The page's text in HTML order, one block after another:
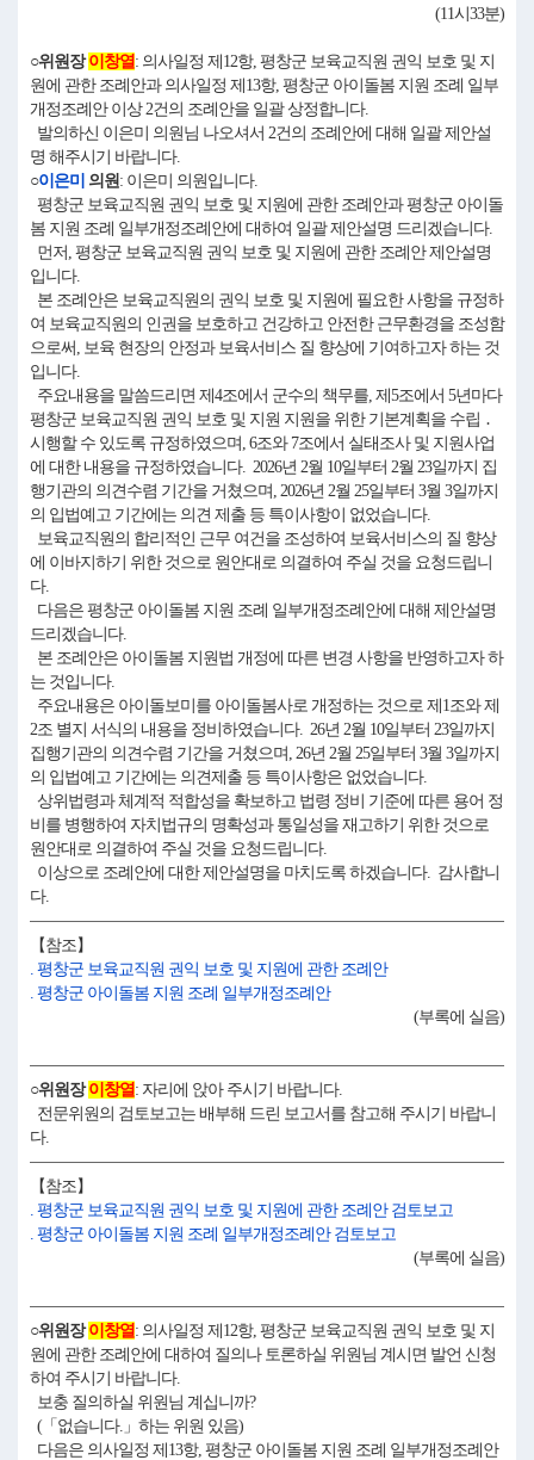
(11시33분)
○위원장이창열: 의사일정 제12항, 평창군 보육교직원 권익 보호 및 지
원에 관한 조례안과 의사일정 제13항, 평창군 아이돌봄 지원 조례 일부
개정조례안 이상 2건의 조례안을 일괄 상정합니다.
발의하신 이은미 의원님 나오셔서 2건의 조례안에 대해 일괄 제안설
명 해주시기 바랍니다.
○이은미 의원: 이은미 의원입니다.
평창군 보육교직원 권익 보호 및 지원에 관한 조례안과 평창군 아이돌
봄 지원 조례 일부개정조례안에 대하여 일괄 제안설명 드리겠습니다.
먼저, 평창군 보육교직원 권익 보호 및 지원에 관한 조례안 제안설명
입니다.
본 조례안은 보육교직원의 권익 보호 및 지원에 필요한 사항을 규정하
여 보육교직원의 인권을 보호하고 건강하고 안전한 근무환경을 조성함
으로써, 보육 현장의 안정과 보육서비스 질 향상에 기여하고자 하는 것
입니다.
주요내용을 말씀드리면 제4조에서 군수의 책무를, 제5조에서 5년마다
평창군 보육교직원 권익 보호 및 지원 지원을 위한 기본계획을 수립 ․
시행할 수 있도록 규정하였으며, 6조와 7조에서 실태조사 및 지원사업
에 대한 내용을 규정하였습니다. 2026년 2월 10일부터 2월 23일까지 집
행기관의 의견수렴 기간을 거쳤으며, 2026년 2월 25일부터 3월 3일까지
의 입법예고 기간에는 의견 제출 등 특이사항이 없었습니다.
보육교직원의 합리적인 근무 여건을 조성하여 보육서비스의 질 향상
에 이바지하기 위한 것으로 원안대로 의결하여 주실 것을 요청드립니
다.
다음은 평창군 아이돌봄 지원 조례 일부개정조례안에 대해 제안설명
드리겠습니다.
본 조례안은 아이돌봄 지원법 개정에 따른 변경 사항을 반영하고자 하
는 것입니다.
주요내용은 아이돌보미를 아이돌봄사로 개정하는 것으로 제1조와 제
2조 별지 서식의 내용을 정비하였습니다. 26년 2월 10일부터 23일까지
집행기관의 의견수렴 기간을 거쳤으며, 26년 2월 25일부터 3월 3일까지
의 입법예고 기간에는 의견제출 등 특이사항은 없었습니다.
상위법령과 체계적 적합성을 확보하고 법령 정비 기준에 따른 용어 정
비를 병행하여 자치법규의 명확성과 통일성을 재고하기 위한 것으로
원안대로 의결하여 주실 것을 요청드립니다.
이상으로 조례안에 대한 제안설명을 마치도록 하겠습니다. 감사합니
다.
【참조】
. 평창군 보육교직원 권익 보호 및 지원에 관한 조례안
. 평창군 아이돌봄 지원 조례 일부개정조례안
(부록에 실음)
○위원장이창열: 자리에 앉아 주시기 바랍니다.
전문위원의 검토보고는 배부해 드린 보고서를 참고해 주시기 바랍니
다.
【참조】
. 평창군 보육교직원 권익 보호 및 지원에 관한 조례안 검토보고
. 평창군 아이돌봄 지원 조례 일부개정조례안 검토보고
(부록에 실음)
○위원장이창열: 의사일정 제12항, 평창군 보육교직원 권익 보호 및 지
원에 관한 조례안에 대하여 질의나 토론하실 위원님 계시면 발언 신청
하여 주시기 바랍니다.
보충 질의하실 위원님 계십니까?
(「없습니다.」하는 위원 있음)
다음은 의사일정 제13항, 평창군 아이돌봄 지원 조례 일부개정조례안